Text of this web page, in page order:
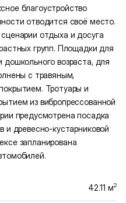
благоустройство
отводится своё место.
отдыха и досуга
групп. Площадки для
возраста, для
с травяным,
Тротуары и
из вибропрессованной
предусмотрена посадка
и древесно-кустарниковой
запланирована
42.11 м2